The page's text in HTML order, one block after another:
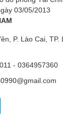
03/05/2013
P. Lào Cai,
- 0364957360